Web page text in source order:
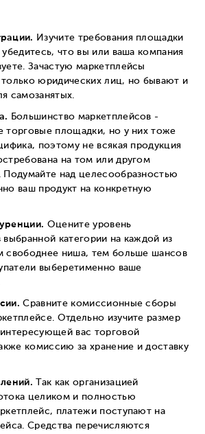
Изучите требования площадки
что вы или ваша компания
Зачастую маркетплейсы
только юридических лиц, но бывают и
самозанятых.
Большинство маркетплейсов -
торговые площадки, но у них тоже
поэтому не всякая продукция
на том или другом
Подумайте над целесообразностью
ваш продукт на конкретную
Оцените уровень
выбранной категории на каждой из
свободнее ниша, тем больше шансов
выберетименно ваше
Сравните комиссионные сборы
Отдельно изучите размер
вас торговой
комиссию за хранение и доставку
Так как организацией
целиком и полностью
платежи поступают на
Средства перечисляются